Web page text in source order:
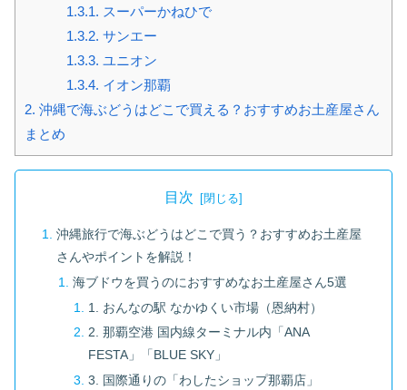
1.3.1. スーパーかねひで
1.3.2. サンエー
1.3.3. ユニオン
1.3.4. イオン那覇
2. 沖縄で海ぶどうはどこで買える？おすすめお土産屋さん
まとめ
目次
沖縄旅行で海ぶどうはどこで買う？おすすめお土産屋
さんやポイントを解説！
海ブドウを買うのにおすすめなお土産屋さん5選
1. おんなの駅 なかゆくい市場（恩納村）
2. 那覇空港 国内線ターミナル内「ANA
FESTA」「BLUE SKY」
3. 国際通りの「わしたショップ那覇店」